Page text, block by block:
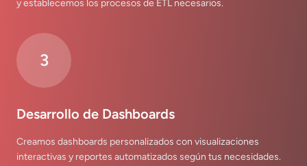
y establecemos los procesos de ETL necesarios.
3
Desarrollo de Dashboards
Creamos dashboards personalizados con visualizaciones
interactivas y reportes automatizados según tus necesidades.